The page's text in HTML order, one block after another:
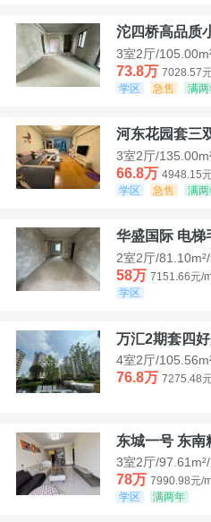
沱四桥高品质
3室2厅/
73.8万 7028.57
学区
急售 满两
河东花园套三
3室2厅/
66.8万 4948.15
学区
急售 满两
华盛国际 电梯
2室2厅/
58万 7151.66元/
学区
万汇2期套四
4室2厅/
76.8万 7275.48
东城一号 东南
3室2厅/
78万 7990.98元/
学区
满两年